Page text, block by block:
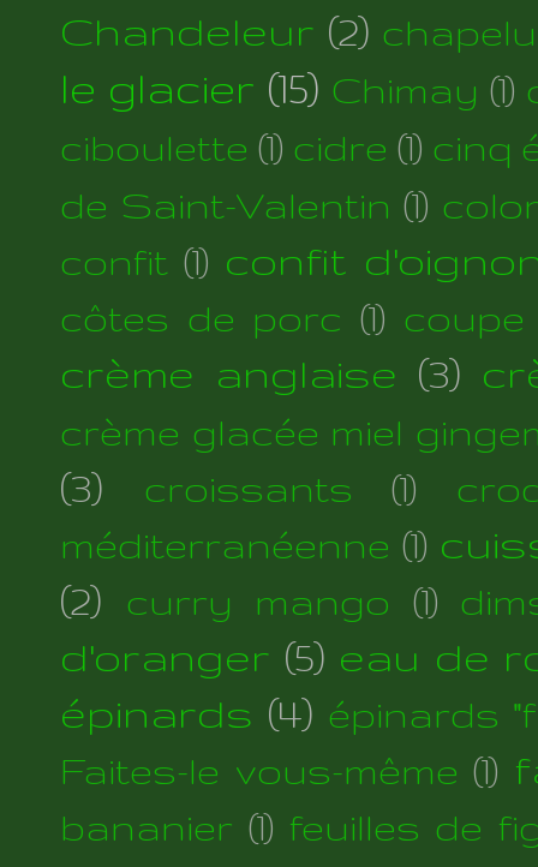
Chandeleur (2)
le glacier (15) Chimay (1)
ciboulette (1) cidre (1) cinq
de Saint-Valentin (1)
confit (1) confit
côtes de porc (1) coupe
crème anglaise (3)
crème glacée miel
(3) croissants (1)
méditerranéenne (1)
(2)
curry mango (1)
d'oranger (5) eau de
épinards (4) épinards
Faites-le vous-même (1)
bananier (1) feuilles de